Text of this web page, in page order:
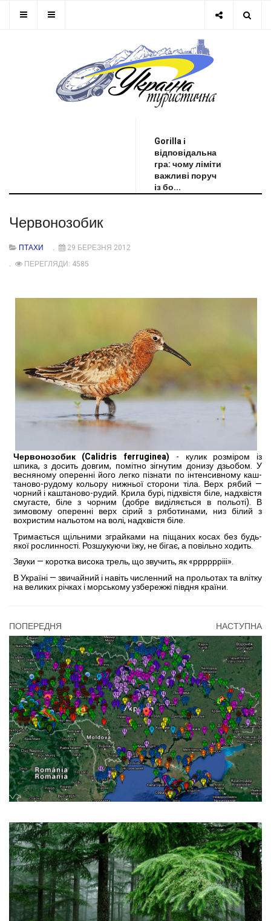
Gorilla і
відповідальна
гра: чому ліміти
важливі поруч
із бо...
Червонозобик
ПТАХИ
29 БЕРЕЗНЯ 2012
ПЕРЕГЛЯДИ: 4585
Червонозобик (Calidris ferruginea) - кулик розміром із
шпика, з досить довгим, помітно зігну­тим донизу дзьобом. У
вес­няному оперенні його легко пізнати по інтенсивному каш­
таново-рудому кольору ниж­ньої сторони тіла. Верх ря­бий —
чорний і каштаново-рудий. Крила бурі, підхвістя біле, надхвістя
смугасте, біле з чорним (добре виділяється в польоті). В
зимовому опе­ренні верх сірий з ряботинами, низ білий з
вохристим нальо­том на волі, надхвістя біле.
Тримається щільними зграй­ками на піщаних косах без будь-
якої рослинності. Роз­шукуючи їжу, не бігає, а повільно ходить.
Звуки — ко­ротка висока трель, що зву­чить, як «ррррррііі».
В Україні — звичайний і навіть численний на прольотах та влітку
на ве­ликих річках і морському уз­бережжі півдня країни.
ПОПЕРЕДНЯ НАСТУПНА